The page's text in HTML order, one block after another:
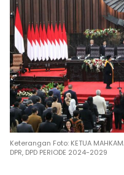
Keterangan Foto: KETUA
DPR, DPD PERIODE 2024-2029